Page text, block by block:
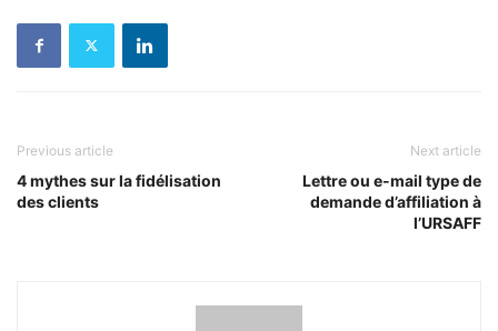
Previous article
4 mythes sur la fidélisation
des clients
Next article
Lettre ou e-mail type de
demande d’affiliation à
l’URSAFF